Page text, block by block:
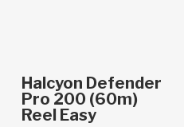
der
Produktseite
gewählt
In den Warenkorb
Halcyon Defender
Pro 200 (60m)
Reel Easy